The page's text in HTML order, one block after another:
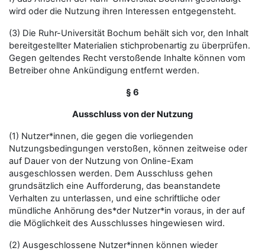
wird oder die Nutzung ihren Interessen entgegensteht.
(3) Die Ruhr-Universität Bochum behält sich vor, den Inhalt
bereitgestellter Materialien stichprobenartig zu überprüfen.
Gegen geltendes Recht verstoßende Inhalte können vom
Betreiber ohne Ankündigung entfernt werden.
§ 6
Ausschluss von der Nutzung
(1) Nutzer*innen, die gegen die vorliegenden
Nutzungsbedingungen verstoßen, können zeitweise oder
auf Dauer von der Nutzung von Online-Exam
ausgeschlossen werden. Dem Ausschluss gehen
grundsätzlich eine Aufforderung, das beanstandete
Verhalten zu unterlassen, und eine schriftliche oder
mündliche Anhörung des*der Nutzer*in voraus, in der auf
die Möglichkeit des Ausschlusses hingewiesen wird.
(2) Ausgeschlossene Nutzer*innen können wieder